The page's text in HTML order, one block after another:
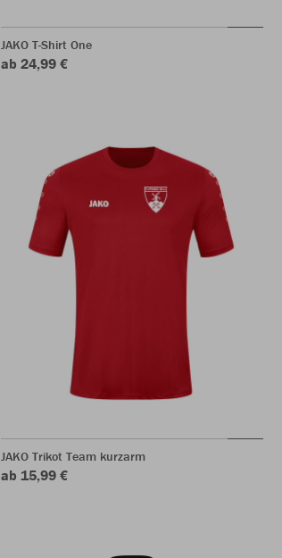
JAKO T-Shirt One
ab 24,99 €
JAKO Trikot Team kurzarm
ab 15,99 €